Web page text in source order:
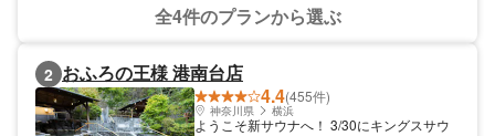
全4件のプランから選ぶ
2 おふろの王様 港南台店
4.4(455件)
神奈川県 横浜
ようこそ新サウナへ！ 3/30にキングスサウ